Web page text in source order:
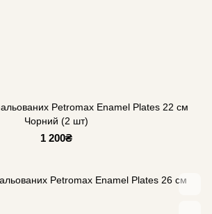
Petromax Enamel Plates 22 см
Чорний (2 шт)
1 200₴